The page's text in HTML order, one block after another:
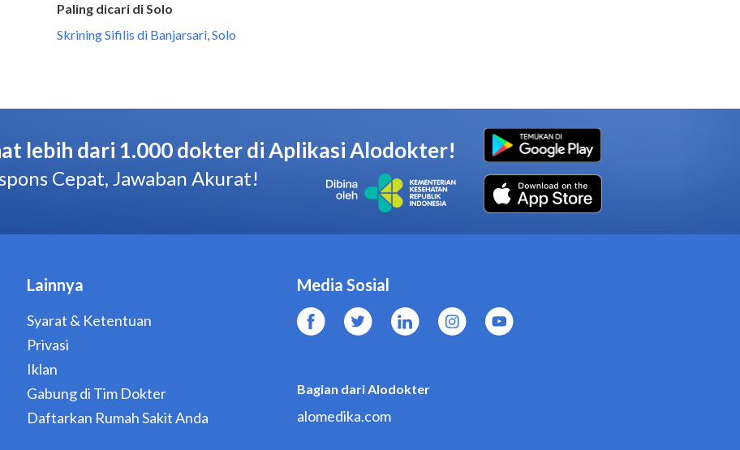
Paling dicari di Solo
Skrining Sifilis di Banjarsari, Solo